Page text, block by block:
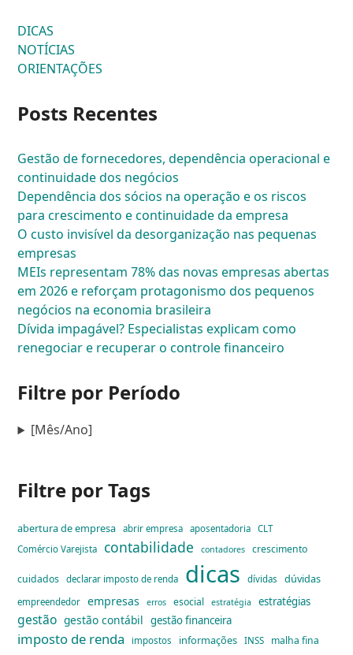
DICAS
NOTÍCIAS
ORIENTAÇÕES
Posts Recentes
Gestão de fornecedores, dependência operacional e
continuidade dos negócios
Dependência dos sócios na operação e os riscos
para crescimento e continuidade da empresa
O custo invisível da desorganização nas pequenas
empresas
MEIs representam 78% das novas empresas abertas
em 2026 e reforçam protagonismo dos pequenos
negócios na economia brasileira
Dívida impagável? Especialistas explicam como
renegociar e recuperar o controle financeiro
Filtre por Período
[Mês/Ano]
Filtre por Tags
abertura de empresa abrir empresa aposentadoria
CLT
Comércio Varejista
contabilidade contadores crescimento
cuidados declarar imposto de renda dicas dívidas dúvidas
empreendedor empresas erros esocial estratégia estratégias
gestão gestão contábil gestão financeira
imposto de renda impostos informações INSS malha fina